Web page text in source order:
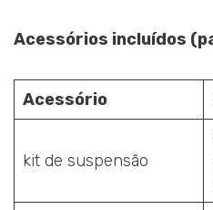
Acessórios incluídos
Acessório
kit de suspensão